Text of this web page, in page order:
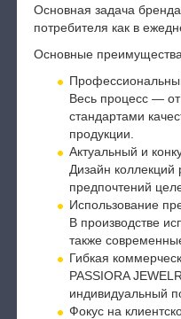
Основная задача
потребителя как в
Основные
Весь процесс —
стандартами
продукции.
Актуальный и
Дизайн коллекций
предпочтений
Использование
В производстве
также
Гибкая
PASSIORA
индивидуальный
Фокус на